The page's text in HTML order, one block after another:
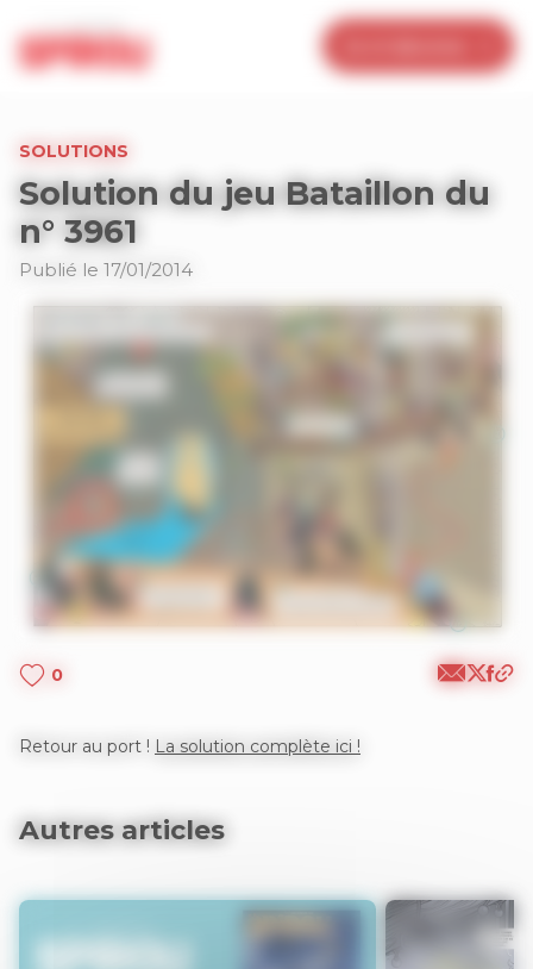
SOLUTIONS
Solution du jeu Bataillon du
n° 3961
Publié le 17/01/2014
0
Retour au port ! La solution complète ici !
Autres articles